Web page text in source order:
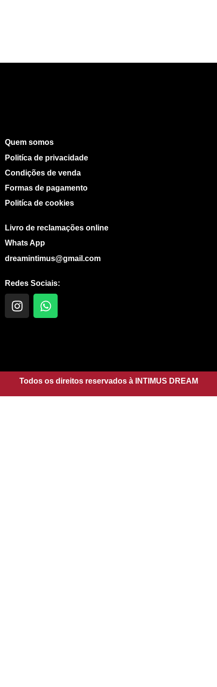
Quem somos
Politíca de privacidade
Condições de venda
Formas de pagamento
Politíca de cookies
Livro de reclamações online
Whats App
dreamintimus@gmail.com
Redes Sociais:
I
n
r
a
m
W
h
p
p
Todos os direitos reservados à INTIMUS DREAM